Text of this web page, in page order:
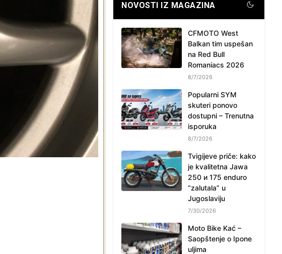
NOVOSTI IZ MAGAZINA
CFMOTO West
Balkan tim uspešan
na Red Bull
Romaniacs 2026
8/7/2026
Popularni SYM
skuteri ponovo
dostupni – Trenutna
isporuka
8/7/2026
Tvigijeve priče: kako
je kvalitetna Jawa
250 и 175 enduro
“zalutala” u
Jugoslaviju
7/30/2026
Moto Bike Kać –
Saopštenje o Ipone
uljima